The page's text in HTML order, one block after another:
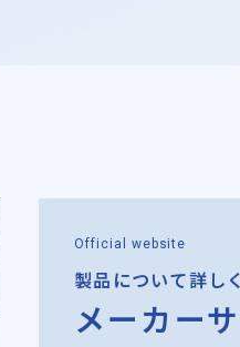
Official website
製品について詳し
メーカー